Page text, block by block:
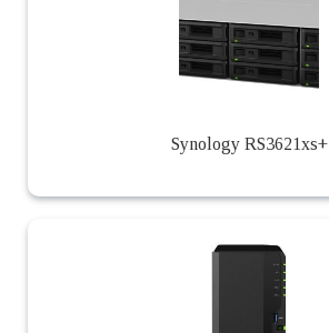
Synology RS3621xs+